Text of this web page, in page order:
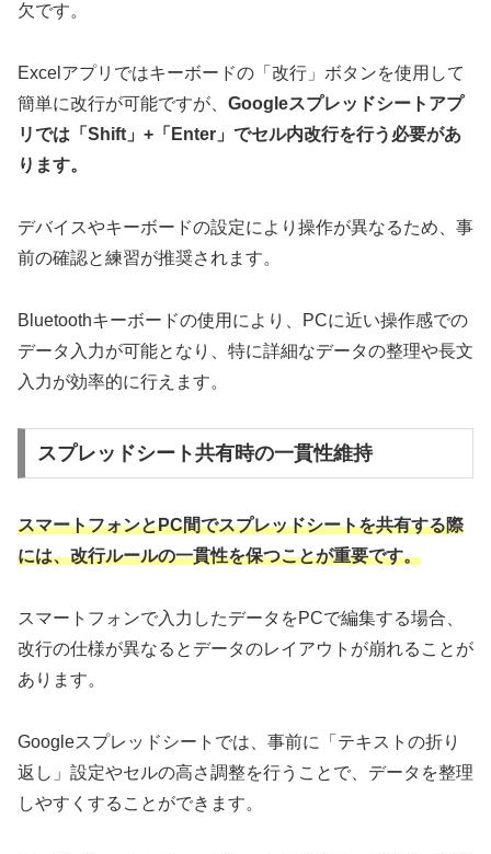
欠です。
Excelアプリではキーボードの「改行」ボタンを使用して
簡単に改行が可能ですが、 Googleスプレッドシートアプ
リでは「Shift」+「Enter」でセル内改行を行う必要があ
ります。
デバイスやキーボードの設定により操作が異なるため、事
前の確認と練習が推奨されます。
Bluetoothキーボードの使用により、PCに近い操作感での
データ入力が可能となり、特に詳細なデータの整理や長文
入力が効率的に行えます。
スプレッドシート共有時の一貫性維持
スマートフォンとPC間でスプレッドシートを共有する際
には、改行ルールの一貫性を保つことが重要です。
スマートフォンで入力したデータをPCで編集する場合、
改行の仕様が異なるとデータのレイアウトが崩れることが
あります。
Googleスプレッドシートでは、事前に「テキストの折り
返し」設定やセルの高さ調整を行うことで、データを整理
しやすくすることができます。